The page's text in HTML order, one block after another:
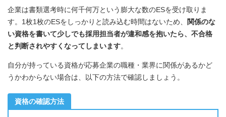
企業は書類選考時に何千何万という膨大な数のESを受け取りま
す。1枚1枚のESをしっかりと読み込む時間はないため、
関係のな
い資格を書いて少しでも採用担当者が違和感を抱いたら、不合格
と判断されやすくなってしまいます。
自分が持っている資格が応募企業の職種・業界に関係があるかど
うかわからない場合は、以下の方法で確認しましょう。
資格の確認方法